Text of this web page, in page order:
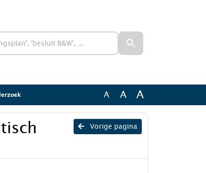
A A A
Vorige pagina